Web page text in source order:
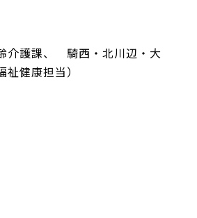
介護課、 騎西・北川辺・大
健康担当）